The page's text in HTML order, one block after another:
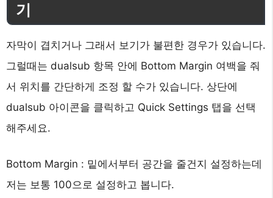
기
자막이 겹치거나 그래서 보기가 불편한 경우가 있습니다.
그럴때는 dualsub 항목 안에 Bottom Margin 여백을 줘
서 위치를 간단하게 조정 할 수가 있습니다. 상단에
dualsub 아이콘을 클릭하고 Quick Settings 탭을 선택
해주세요.
Bottom Margin : 밑에서부터 공간을 줄건지 설정하는데
저는 보통 100으로 설정하고 봅니다.